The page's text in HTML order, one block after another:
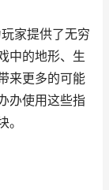
家提供了无穷
中的地形、生
来更多的可能
办使用这些指